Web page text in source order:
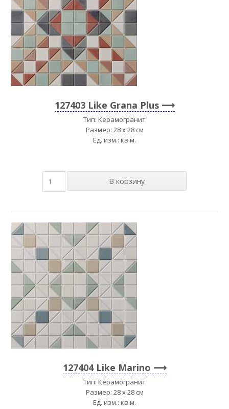
127403 Like Grana Plus
Тип: Керамогранит
Размер: 28 x 28 см
Ед. изм.: кв.м.
127404 Like Marino
Тип: Керамогранит
Размер: 28 x 28 см
Ед. изм.: кв.м.